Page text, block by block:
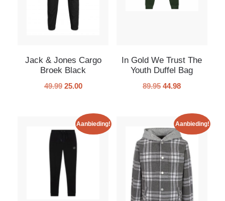
Jack & Jones Cargo
Broek Black
49.99 25.00
In Gold We Trust The
Youth Duffel Bag
89.95 44.98
Aanbieding! Aanbieding!